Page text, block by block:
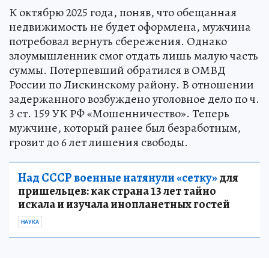
К октябрю 2025 года, поняв, что обещанная
недвижимость не будет оформлена, мужчина
потребовал вернуть сбережения. Однако
злоумышленник смог отдать лишь малую часть
суммы. Потерпевший обратился в ОМВД
России по Лискинскому району. В отношении
задержанного возбуждено уголовное дело по ч.
3 ст. 159 УК РФ «Мошенничество». Теперь
мужчине, который ранее был безработным,
грозит до 6 лет лишения свободы.
Над СССР военные натянули «сетку»для
пришельцев: как страна 13 лет тайно
искала и изучала инопланетных гостей
НАУКА